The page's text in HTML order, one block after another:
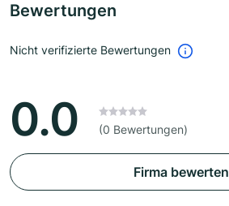
Bewertungen
Nicht verifizierte Bewertungen
0.0 (0 Bewertungen)
Firma bewerten